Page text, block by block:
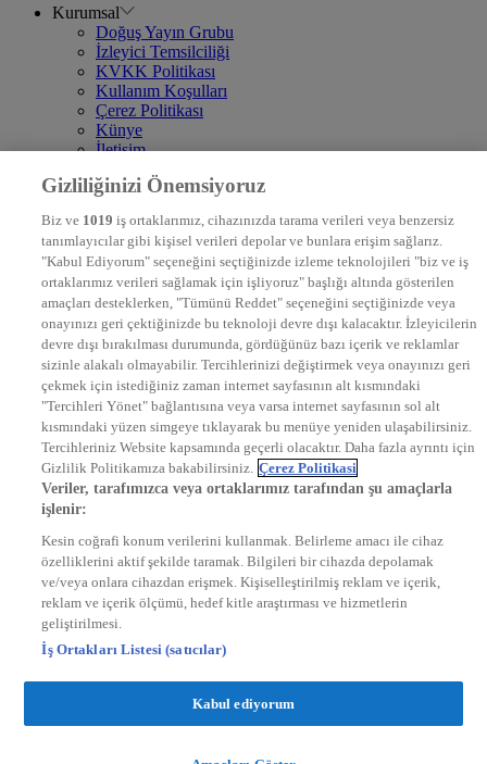
Kurumsal
Doğuş Yayın Grubu
İzleyici Temsilciliği
KVKK Politikası
Kullanım Koşulları
Çerez Politikası
Künye
İletişim
DYG Televizyonlar
STAR
EURO STAR
KRAL POP TV
DYG Radyolar
NTV RADYO
KRAL FM
KRAL POP
EKSEN
VOYAGE
DYG Dijital
ntv.com.tr
ntvspor.net
secim.ntv.com.tr
startv.com.tr
kralmuzik.com.tr
Gizliliğinizi Önemsiyoruz
Biz ve 1019 iş ortaklarımız, cihazınızda tarama verileri veya benzersiz
tanımlayıcılar gibi kişisel verileri depolar ve bunlara erişim sağlarız.
"Kabul Ediyorum" seçeneğini seçtiğinizde izleme teknolojileri "biz ve iş
ortaklarımız verileri sağlamak için işliyoruz" başlığı altında gösterilen
amaçları desteklerken, "Tümünü Reddet" seçeneğini seçtiğinizde veya
onayınızı geri çektiğinizde bu teknoloji devre dışı kalacaktır. İzleyicilerin
devre dışı bırakılması durumunda, gördüğünüz bazı içerik ve reklamlar
sizinle alakalı olmayabilir. Tercihlerinizi değiştirmek veya onayınızı geri
çekmek için istediğiniz zaman internet sayfasının alt kısmındaki
"Tercihleri Yönet" bağlantısına veya varsa internet sayfasının sol alt
kısmındaki yüzen simgeye tıklayarak bu menüye yeniden ulaşabilirsiniz.
Tercihleriniz Website kapsamında geçerli olacaktır. Daha fazla ayrıntı için
Gizlilik Politikamıza bakabilirsiniz. Çerez Politikasi
Veriler, tarafımızca veya ortaklarımız tarafından şu amaçlarla
işlenir:
Kesin coğrafi konum verilerini kullanmak. Belirleme amacı ile cihaz
özelliklerini aktif şekilde taramak. Bilgileri bir cihazda depolamak
ve/veya onlara cihazdan erişmek. Kişiselleştirilmiş reklam ve içerik,
reklam ve içerik ölçümü, hedef kitle araştırması ve hizmetlerin
geliştirilmesi.
İş Ortakları Listesi (satıcılar)
Kabul ediyorum